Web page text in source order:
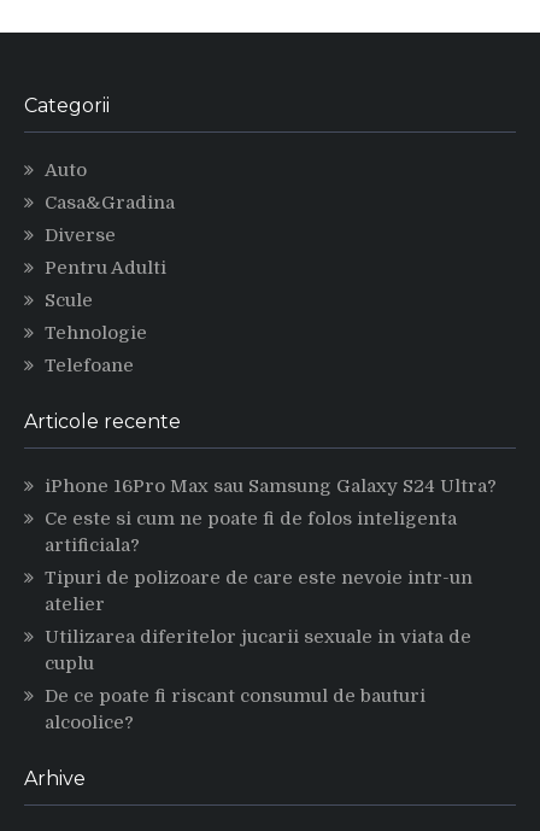
Categorii
Auto
Casa&Gradina
Diverse
Pentru Adulti
Scule
Tehnologie
Telefoane
Articole recente
iPhone 16Pro Max sau Samsung Galaxy S24 Ultra?
Ce este si cum ne poate fi de folos inteligenta
artificiala?
Tipuri de polizoare de care este nevoie intr-un
atelier
Utilizarea diferitelor jucarii sexuale in viata de
cuplu
De ce poate fi riscant consumul de bauturi
alcoolice?
Arhive